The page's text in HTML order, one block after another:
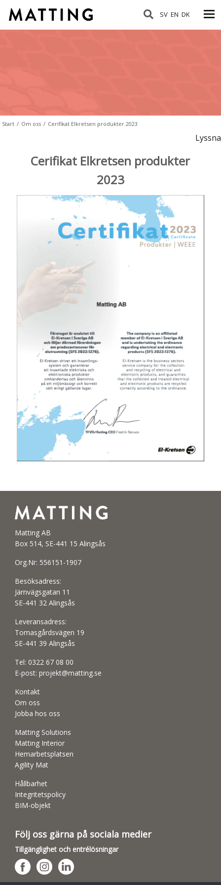
SV EN DK
Start / Om oss / Cerifikat Elkretsen produkter 2023
Lyssna
Cerifikat Elkretsen produkter
2023
Matting AB
Box 514, SE-441 15 Alingsås
Org.Nr: 556151-1907
Besöksadress:
Järnvägsgatan 11
SE-441 32 Alingsås
Leveransadress:
Tomasgårdsvägen 19
SE-441 39 Alingsås
Tel: 0322 67 08 00
E-post: projekt@matting.se
Kontakt
Om oss
Jobba hos oss
Matting Solutions
Matting Interior
Hemarbetsplatsen
Agility Mat
Hållbarhet
Integritetspolicy
BIM-objekt
Följ oss gärna på sociala medier
Tillgänglighet och entrélösningar